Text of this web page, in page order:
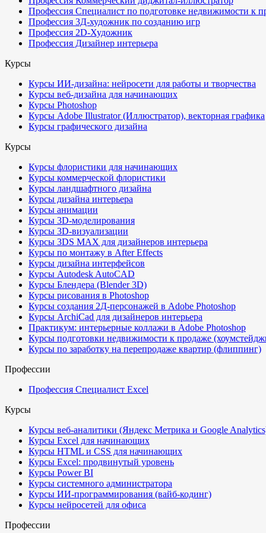
Профессия Специалист по подготовке недвижимости к
Профессия 3Д-художник по созданию игр
Профессия 2D-Художник
Профессия Дизайнер интерьера
Курсы
Курсы ИИ-дизайна: нейросети для работы и творчества
Курсы веб-дизайна для начинающих
Курсы Photoshop
Курсы Adobe Illustrator (Иллюстратор), векторная графика
Курсы графического дизайна
Курсы
Курсы флористики для начинающих
Курсы коммерческой флористики
Курсы ландшафтного дизайна
Курсы дизайна интерьера
Курсы анимации
Курсы 3D-моделирования
Курсы 3D-визуализации
Курсы 3DS MAX для дизайнеров интерьера
Курсы по монтажу в After Effects
Курсы дизайна интерфейсов
Курсы Autodesk AutoCAD
Курсы Блендера (Blender 3D)
Курсы рисования в Photoshop
Курсы создания 2Д-персонажей в Adobe Photoshop
Курсы ArchiCad для дизайнеров интерьера
Практикум: интерьерные коллажи в Adobe Photoshop
Курсы подготовки недвижимости к продаже
Курсы по заработку на перепродаже квартир (флиппинг)
Профессии
Профессия Специалист Excel
Курсы
Курсы веб-аналитики (Яндекс Метрика и Google
Курсы Excel для начинающих
Курсы HTML и CSS для начинающих
Курсы Excel: продвинутый уровень
Курсы Power BI
Курсы системного администратора
Курсы ИИ-программирования (вайб-кодинг)
Курсы нейросетей для офиса
Профессии